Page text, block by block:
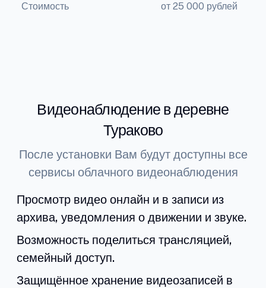
Стоимость от 25 000 рублей
Видеонаблюдение в деревне
Тураково
После установки Вам будут доступны все
сервисы облачного видеонаблюдения
Просмотр видео онлайн и в записи из
архива, уведомления о движении и звуке.
Возможность поделиться трансляцией,
семейный доступ.
Защищённое хранение видеозаписей в